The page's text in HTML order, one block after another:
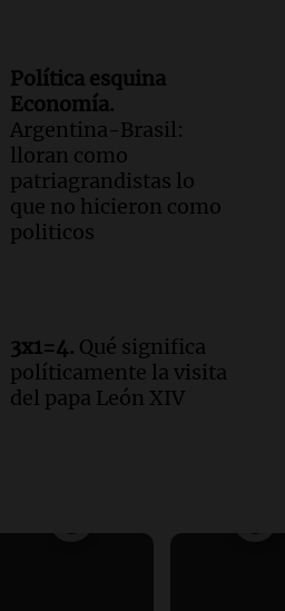
Política esquina
Economía.
Argentina-Brasil:
lloran como
patriagrandistas lo
que no hicieron como
politicos
3x1=4. Qué significa
políticamente la visita
del papa León XIV